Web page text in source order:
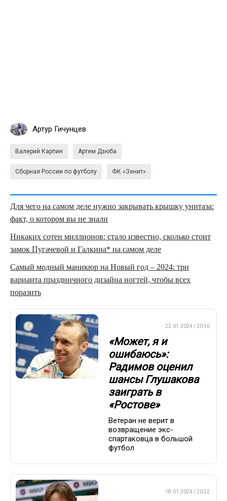
Артур Гичунцев
Валерий Карпин Артем Дзюба
Сборная России по футболу ФК «Зенит»
Для чего на самом деле нужно закрывать крышку унитаза:
факт, о котором вы не знали
Никаких сотен миллионов: стало известно, сколько стоит
замок Пугачевой и Галкина* на самом деле
Самый модный маникюр на Новый год – 2024: три
варианта праздничного дизайна ногтей, чтобы всех
поразить
22.01.2024 / 20:56
«Может, я и
ошибаюсь»:
Радимов оценил
шансы Глушакова
заиграть в
«Ростове»
Ветеран не верит в
возвращение экс-
спартаковца в большой
футбол
18.01.2024 / 20:22